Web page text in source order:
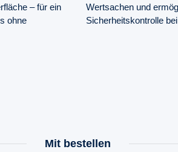
– für ein
ohne
Wertsachen und
Sicherheitskontrolle
Mit bestellen